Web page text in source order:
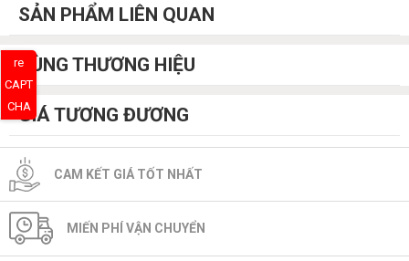
re
CAPT
CHA
SẢN PHẨM LIÊN QUAN
CÙNG THƯƠNG HIỆU
GIÁ TƯƠNG ĐƯƠNG
CAM KẾT GIÁ TỐT NHẤT
MIẾN PHÍ VẬN CHUYỂN